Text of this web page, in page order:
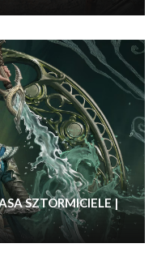
SZTORMICIELE |